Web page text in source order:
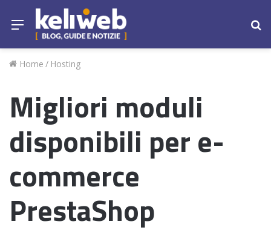
Menu
Home / Hosting
Migliori moduli
disponibili per e-
commerce
PrestaShop